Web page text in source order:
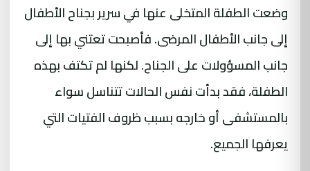
وضعت الطفلة المتخلى عنها في سرير بجناح الأطفال
إلى جانب الأطفال المرضى. فأصبحت تعتني بها إلى
جانب المسؤولات على الجناح. لكنها لم تكتف بهذه
الطفلة، فقد بدأت نفس الحالات تتناسل سواء
بالمستشفى أو خارجه بسبب ظروف الفتيات التي
يعرفها الجميع.